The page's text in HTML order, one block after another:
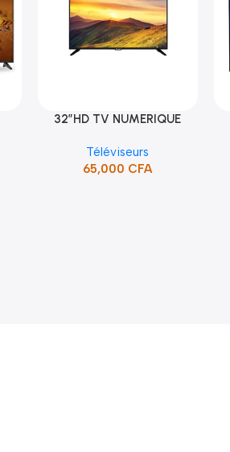
Ajouter Au Panier
32″HD TV NUMERIQUE
BORDURE/SUPPORT(STT-
5132A)
Téléviseurs
65,000 CFA